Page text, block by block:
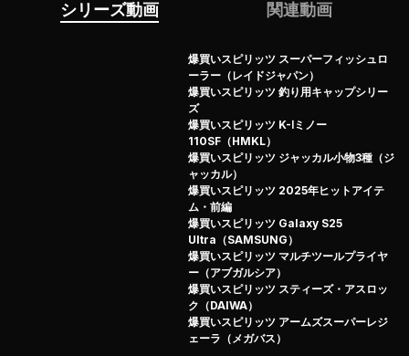
買ったもの全部、メーカーNo忖度で紹介させていただき
我らの釣り具への愛を受け止めてください！
シリーズ動画 関連動画
爆買いスピリッツ スーパーフィッシュロ
ーラー（レイドジャパン）
爆買いスピリッツ 釣り用キャップシリー
ズ
爆買いスピリッツ K-Ⅰミノー
110SF（HMKL）
爆買いスピリッツ ジャッカル小物3種（ジ
ャッカル）
爆買いスピリッツ 2025年ヒットアイテ
ム・前編
爆買いスピリッツ Galaxy S25
Ultra（SAMSUNG）
爆買いスピリッツ マルチツールプライヤ
ー（アブガルシア）
爆買いスピリッツ スティーズ・アスロッ
ク（DAIWA）
爆買いスピリッツ アームズスーパーレジ
ェーラ（メガバス）